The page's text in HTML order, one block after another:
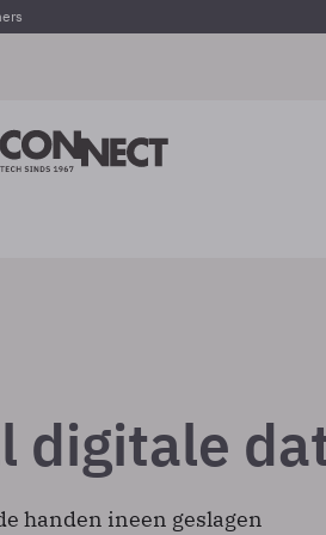
digitale
handen ineen geslagen